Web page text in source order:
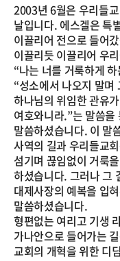
2003년 6월은 우리들
날입니다. 에스겔은 특
이끌리어 전으로 들어
이끌리듯 이끌리어 우
“나는 너를 거룩하게
“성소에서 나오지 말며
하나님의 위임한 관유
여호와니라.”는 말씀
말씀하셨습니다. 이 말
사역의 길과 우리들교
섬기며 끊임없이 거룩
하셨습니다. 그러나 그
대제사장의 예복을 입
말씀하셨습니다.
형편없는 여리고 기생
가나안으로 들어가는
교회의 개혁을 위한 디